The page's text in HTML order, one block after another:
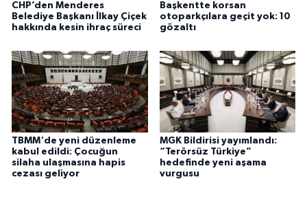
CHP’den Menderes
Belediye Başkanı İlkay Çiçek
hakkında kesin ihraç süreci
Başkentte korsan
otoparkçılara geçit yok: 10
gözaltı
TBMM'de yeni düzenleme
kabul edildi: Çocuğun
silaha ulaşmasına hapis
cezası geliyor
MGK Bildirisi yayımlandı:
“Terörsüz Türkiye”
hedefinde yeni aşama
vurgusu